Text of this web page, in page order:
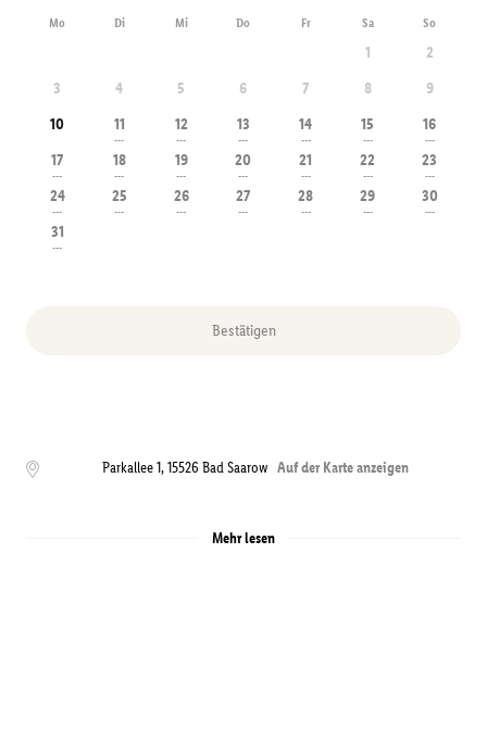
Mo Di Mi Do Fr Sa So
1
2
3
4 5 6 7 8
9
10
11
---
12
---
13
---
14
---
15
---
16
---
17
---
18
---
19
---
20
---
21
---
22
---
23
---
24
---
25
---
26
---
27
---
28
---
29
---
30
---
31
---
Bestätigen
Parkallee 1,15526 Bad Saarow Auf der Karte anzeigen
Mehr lesen